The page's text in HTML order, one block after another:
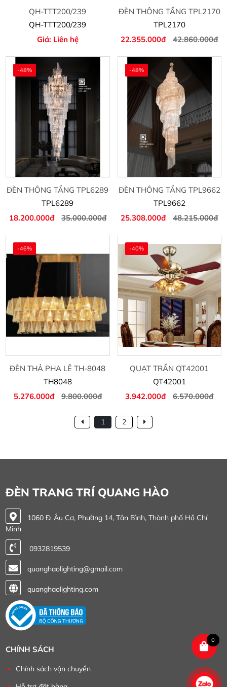
QH-TTT200/239
QH-TTT200/239
Giá: Liên hệ
ĐÈN THÔNG TẦNG TPL2170
TPL2170
22.355.000đ
42.860.000đ
-48%
ĐÈN THÔNG TẦNG TPL6289
TPL6289
18.200.000đ
35.000.000đ
-48%
ĐÈN THÔNG TẦNG TPL9662
TPL9662
25.308.000đ
48.215.000đ
-46%
ĐÈN THẢ PHA LÊ TH-8048
TH8048
5.276.000đ
9.800.000đ
-40%
QUẠT TRẦN QT42001
QT42001
3.942.000đ
6.570.000đ
1 2
ĐÈN TRANG TRÍ QUANG HÀO
1060 Đ. Âu Cơ, Phường 14, Tân Bình, Thành phố Hồ Chí
Minh
0932819539
quanghaolighting@gmail.com
quanghaolighting.com
CHÍNH SÁCH
Chính sách vận chuyển
0